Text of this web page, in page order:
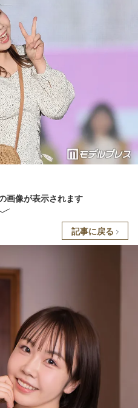
画像が表示されます
記事に戻る